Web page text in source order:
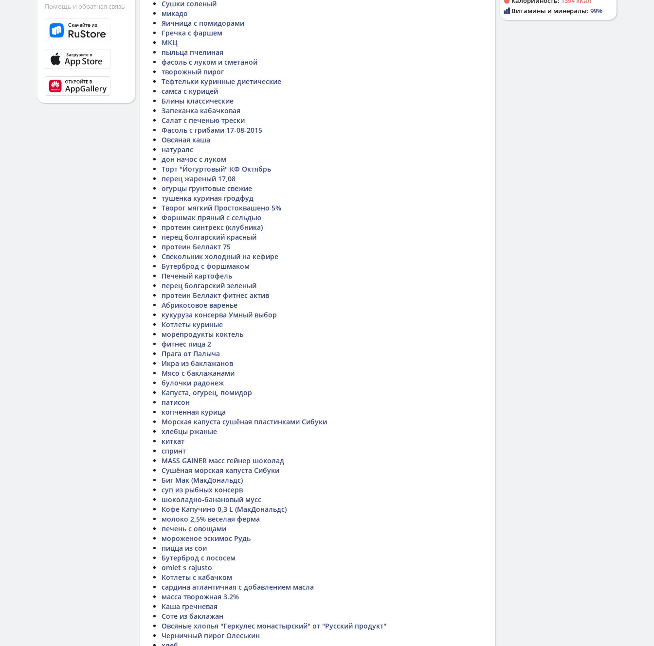
Сушки соленый
микадо
Яичница с помидорами
Гречка с фаршем
МКЦ
пыльца пчелиная
фасоль с луком и сметаной
творожный пирог
Тефтельки куринные диетические
самса с курицей
Блины классические
Запеканка кабачковая
Салат с печенью трески
Фасоль с грибами 17-08-2015
Овсяная каша
натуралс
дон начос с луком
Торт "Йогуртовый" КФ Октябрь
перец жареный 17,08
огурцы грунтовые свежие
тушенка куриная гродфуд
Творог мягкий Простоквашено 5%
Форшмак пряный с сельдью
протеин синтрекс (клубника)
перец болгарский красный
протеин Беллакт 75
Свекольник холодный на кефире
Бутерброд с форшмаком
Печеный картофель
перец болгарский зеленый
протеин Беллакт фитнес актив
Абрикосовое варенье
кукуруза консерва Умный выбор
Котлеты куриные
морепродукты коктель
фитнес пица 2
Прага от Палыча
Икра из баклажанов
Мясо с баклажанами
булочки радонеж
Капуста, огурец, помидор
патисон
копченная курица
Морская капуста сушёная пластинками Сибуки
хлебцы ржаные
киткат
спринт
MASS GAINER масс гейнер шоколад
Сушёная морская капуста Сибуки
Биг Мак (МакДональдс)
суп из рыбных консерв
шоколадно-банановый мусс
Кофе Капучино 0,3 L (МакДональдс)
молоко 2,5% веселая ферма
печень с овощами
мороженое эскимос Рудь
пицца из сои
Бутерброд с лососем
omlet s rajusto
Котлеты с кабачком
сардина атлантичная с добавлением масла
масса творожная 3.2%
Каша гречневая
Соте из баклажан
Овсяные хлопья "Геркулес монастырский" от "Русский продукт"
Черничный пирог Олеськин
Помощь и обратная связь
Витамины и минералы: 99%